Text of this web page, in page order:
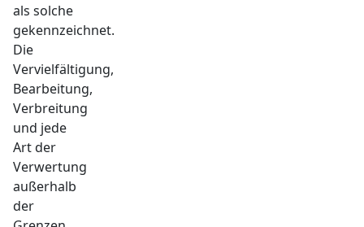
als solche
gekennzeichnet.
Die
Vervielfältigung,
Bearbeitung,
Verbreitung
und jede
Art der
Verwertung
außerhalb
der